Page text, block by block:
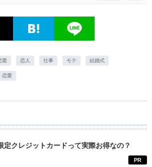
愛 恋人 仕事 モテ 結婚式
恋愛
定クレジットカードって実際お得なの？
PR